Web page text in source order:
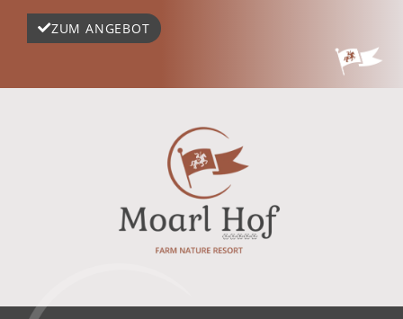
ZUM ANGEBOT